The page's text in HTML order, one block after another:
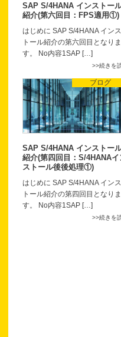
SAP S/4HANA インストー
紹介(第六回目：FPS適用①)
はじめに SAP S/4HANA インス
トール紹介の第六回目となりま
す。 No内容1SAP […]
続きを
ブログ
SAP S/4HANA インストー
紹介(第四回目：S/4HANAイ
ストール後後処理①)
はじめに SAP S/4HANA インス
トール紹介の第四回目となりま
す。 No内容1SAP […]
続きを